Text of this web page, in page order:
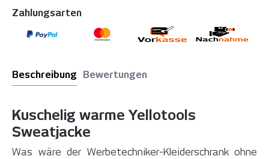
Zahlungsarten
Beschreibung Bewertungen
Kuschelig warme Yellotools
Sweatjacke
Was wäre der Werbetechniker-Kleiderschrank ohne